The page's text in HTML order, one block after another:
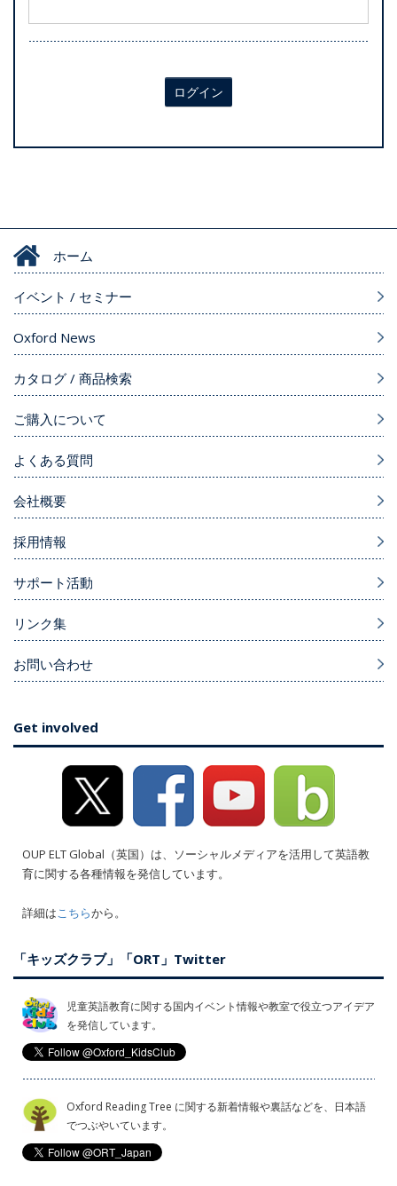
ログイン
ホーム
イベント / セミナー
Oxford News
カタログ / 商品検索
ご購入について
よくある質問
会社概要
採用情報
サポート活動
リンク集
お問い合わせ
Get involved
OUP ELT Global（英国）は、ソーシャルメディアを活用して英語教
育に関する各種情報を発信しています。
詳細はこちらから。
「キッズクラブ」「ORT」Twitter
児童英語教育に関する国内イベント情報や教室で役立つアイデア
を発信しています。
Oxford Reading Tree に関する新着情報や裏話などを、日本語
でつぶやいています。